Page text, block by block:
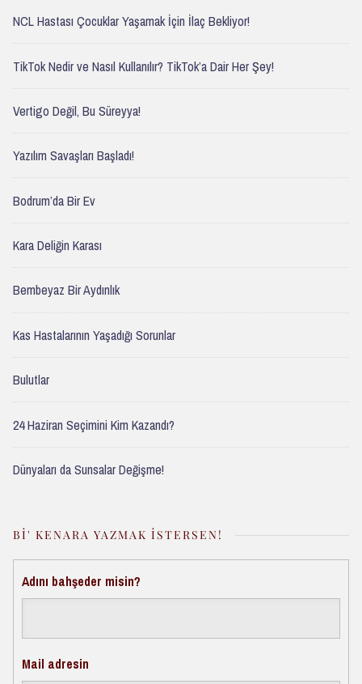
NCL Hastası Çocuklar Yaşamak İçin İlaç Bekliyor!
TikTok Nedir ve Nasıl Kullanılır? TikTok’a Dair Her Şey!
Vertigo Değil, Bu Süreyya!
Yazılım Savaşları Başladı!
Bodrum’da Bir Ev
Kara Deliğin Karası
Bembeyaz Bir Aydınlık
Kas Hastalarının Yaşadığı Sorunlar
Bulutlar
24 Haziran Seçimini Kim Kazandı?
Dünyaları da Sunsalar Değişme!
BI' KENARA YAZMAK İSTERSEN!
Adını bahşeder misin?
Mail adresin